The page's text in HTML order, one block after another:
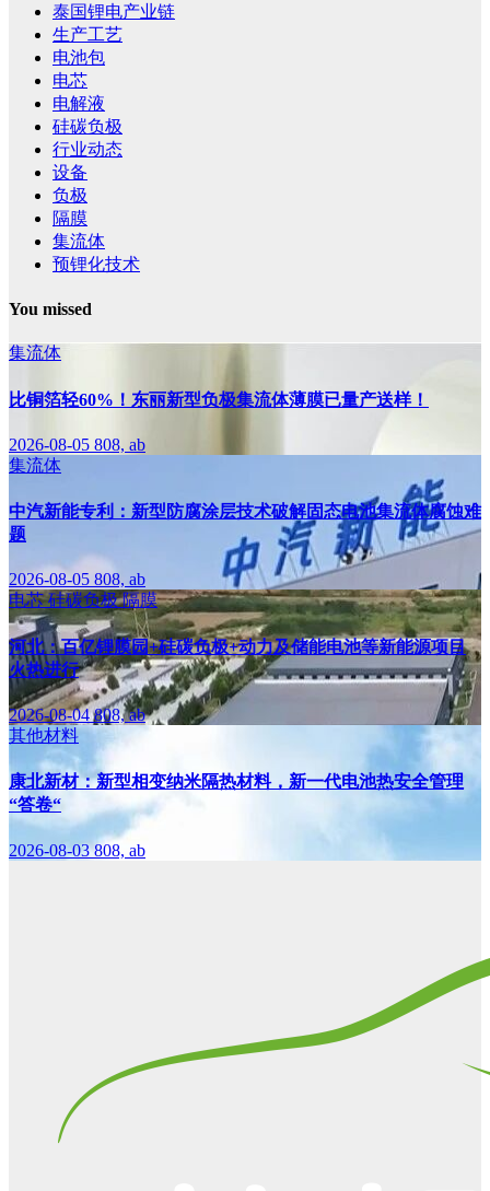
泰国锂电产业链
生产工艺
电池包
电芯
电解液
硅碳负极
行业动态
设备
负极
隔膜
集流体
预锂化技术
You missed
集流体
比铜箔轻60%！东丽新型负极集流体薄膜已量产送样！
2026-08-05 808, ab
集流体
中汽新能专利：新型防腐涂层技术破解固态电池集流体腐蚀难
题
2026-08-05 808, ab
电芯硅碳负极隔膜
河北：百亿锂膜园+硅碳负极+动力及储能电池等新能源项目
火热进行
2026-08-04808, ab
其他材料
康北新材：新型相变纳米隔热材料，新一代电池热安全管理
“答卷“
2026-08-03808, ab